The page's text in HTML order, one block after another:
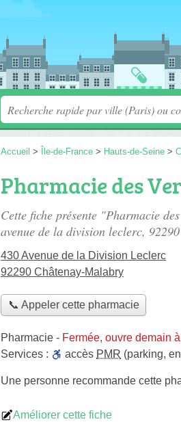
Accueil > Île-de-France > Hauts-de-Seine >
Pharmacie des
Cette fiche présente "Pharmacie
avenue de la division leclerc,
430 Avenue de la Division Leclerc
92290 Châtenay-Malabry
📞 Appeler cette pharmacie
Pharmacie - Fermée, ouvre demain
Services :
accès PMR (parking,
Une personne recommande cette
Améliorer cette fiche